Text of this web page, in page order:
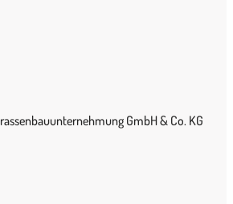
GmbH & Co. KG